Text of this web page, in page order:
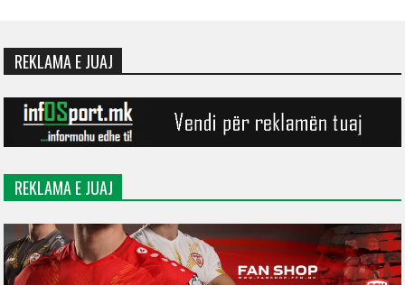
REKLAMA E JUAJ
REKLAMA E JUAJ